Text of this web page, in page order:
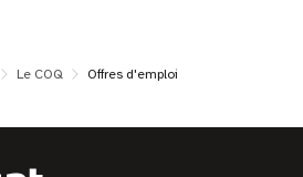
Le COQ Offres d'emploi